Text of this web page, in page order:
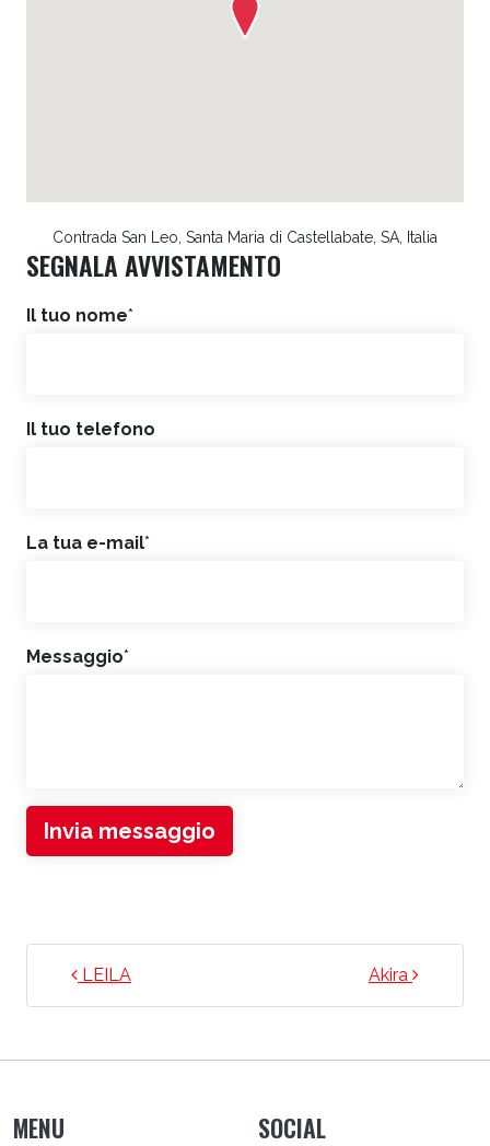
Contrada San Leo, Santa Maria di Castellabate, SA, Italia
SEGNALA AVVISTAMENTO
Il tuo nome*
Il tuo telefono
La tua e-mail*
Messaggio*
Invia messaggio
NAVIGAZIONE ARTICOLI
LEILA Akira
MENU SOCIAL